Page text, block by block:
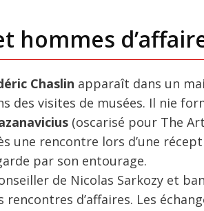
hommes
Chaslin apparaît dans un
des visites de musées. Il nie
(oscarisé pour The
une rencontre lors d’une
par son entourage.
de Nicolas Sarkozy et
rencontres d’affaires. Les